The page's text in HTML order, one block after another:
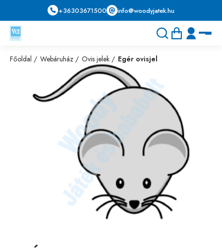
+36303671500 info@woodyjatek.hu
Főoldal Webáruház Ovis jelek Egér ovisjel